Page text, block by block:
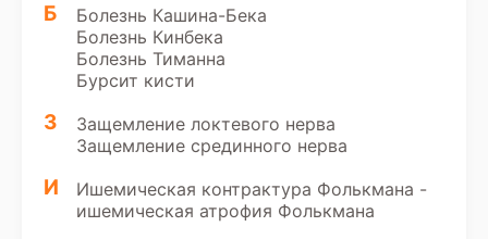
Б
Болезнь Кашина-Бека
Болезнь Кинбека
Болезнь Тиманна
Бурсит кисти
З
Защемление локтевого нерва
Защемление срединного нерва
И
Ишемическая контрактура Фолькмана -
ишемическая атрофия Фолькмана